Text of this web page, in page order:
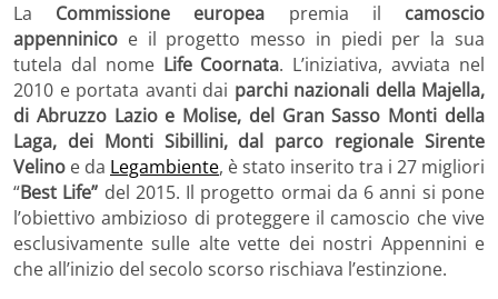
La Commissione europea premia il camoscio
appenninico e il progetto messo in piedi per la sua
tutela dal nome Life Coornata. L’iniziativa, avviata nel
2010 e portata avanti dai parchi nazionali della Majella,
di Abruzzo Lazio e Molise, del Gran Sasso Monti della
Laga, dei Monti Sibillini, dal parco regionale Sirente
Velino e da Legambiente, è stato inserito tra i 27 migliori
“Best Life” del 2015. Il progetto ormai da 6 anni si pone
l’obiettivo ambizioso di proteggere il camoscio che vive
esclusivamente sulle alte vette dei nostri Appennini e
che all’inizio del secolo scorso rischiava l’estinzione.